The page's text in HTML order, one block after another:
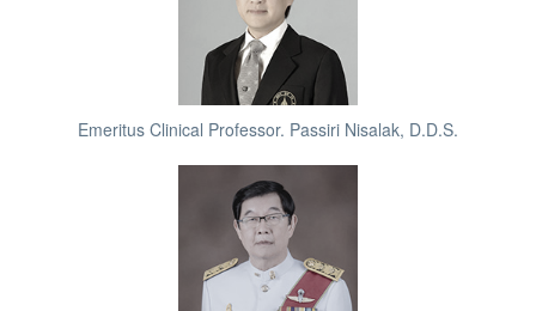
Emeritus Clinical Professor. Passiri Nisalak, D.D.S.